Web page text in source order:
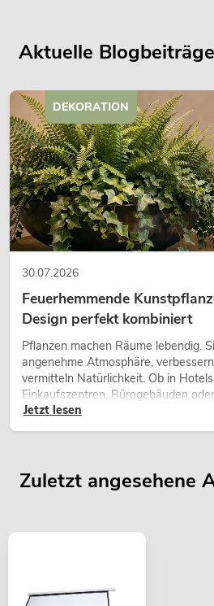
Aktuelle Blogbeiträge
30.07.2026
Feuerhemmende
Design perfekt kombiniert
Pflanzen machen Räume lebendig.
angenehme Atmosphäre,
vermitteln Natürlichkeit. Ob in
Einkaufszentren, Bürogebäuden
hochwertige Begrünung gehört
Raumkonzept.
Jetzt lesen
DEKORATION
Zuletzt angesehene